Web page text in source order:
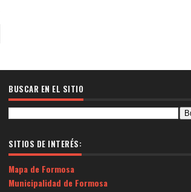
BUSCAR EN EL SITIO
SITIOS DE INTERÉS:
Mapa de Formosa
Municipalidad de Formosa